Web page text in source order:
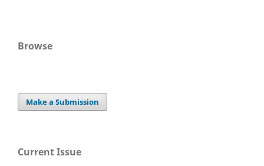
Browse
Make a Submission
Current Issue